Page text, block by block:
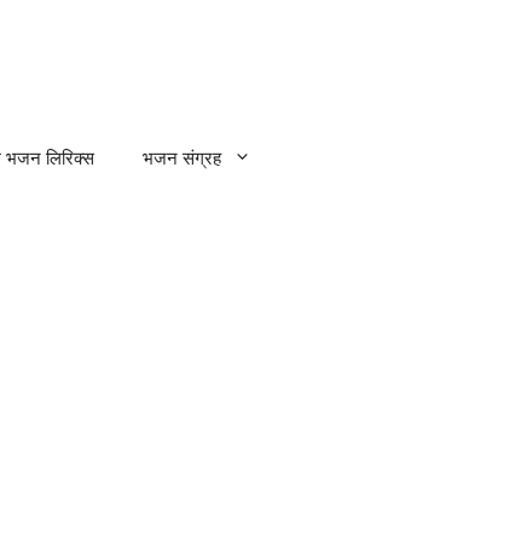
भजन लिरिक्स भजन संग्रह